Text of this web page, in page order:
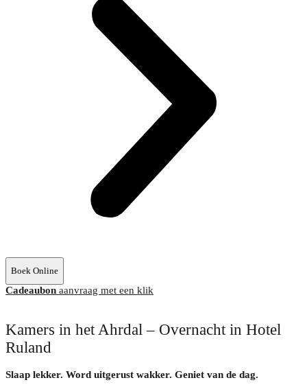
Boek Online
Cadeaubon aanvraag met een klik
Kamers in het Ahrdal – Overnacht in Hotel
Ruland
Slaap lekker. Word uitgerust wakker. Geniet van de dag.